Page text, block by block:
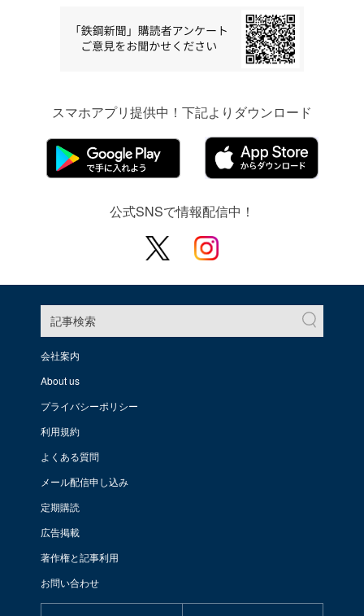
スマホアプリ提供中！下記よりダウンロード
公式SNSで情報配信中！
記事検索
会社案内
About us
プライバシーポリシー
利用規約
よくある質問
メール配信申し込み
定期購読
広告掲載
著作権と記事利用
お問い合わせ